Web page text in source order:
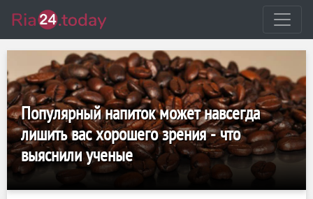
Популярный напиток может навсегда
лишить вас хорошего зрения - что
выяснили ученые